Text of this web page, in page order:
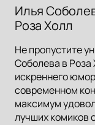
Илья
Роза Холл
Не пропустите
Соболева в Роза
искреннего
современном
максимум
лучших комиков